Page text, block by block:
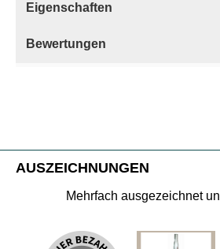
Eigenschaften
Bewertungen
AUSZEICHNUNGEN
Mehrfach ausgezeichnet